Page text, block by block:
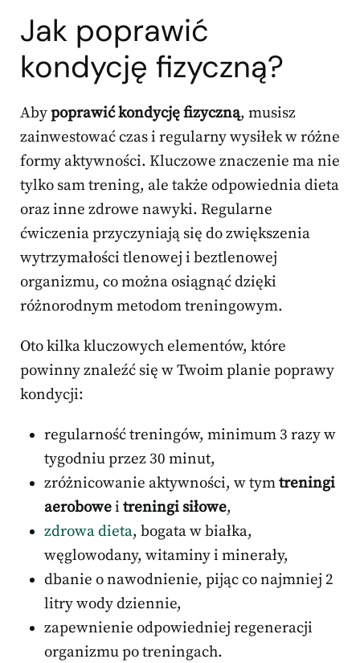
Jak poprawić
kondycję fizyczną?
Abypoprawić kondycję fizyczną, musisz
zainwestować czas i regularny wysiłek w różne
formy aktywności. Kluczowe znaczenie ma nie
tylko sam trening, ale także odpowiednia dieta
oraz inne zdrowe nawyki. Regularne
ćwiczenia przyczyniają się do zwiększenia
wytrzymałości tlenowej i beztlenowej
organizmu, co można osiągnąć dzięki
różnorodnym metodom treningowym.
Oto kilka kluczowych elementów, które
powinny znaleźć się w Twoim planie poprawy
kondycji:
regularność treningów, minimum 3 razy w
tygodniu przez 30 minut,
zróżnicowanie aktywności, w tymtreningi
aerobowei treningi siłowe,
zdrowa dieta, bogata w białka,
węglowodany, witaminy i minerały,
dbanie o nawodnienie, pijąc co najmniej 2
litry wody dziennie,
zapewnienie odpowiedniej regeneracji
organizmu po treningach.